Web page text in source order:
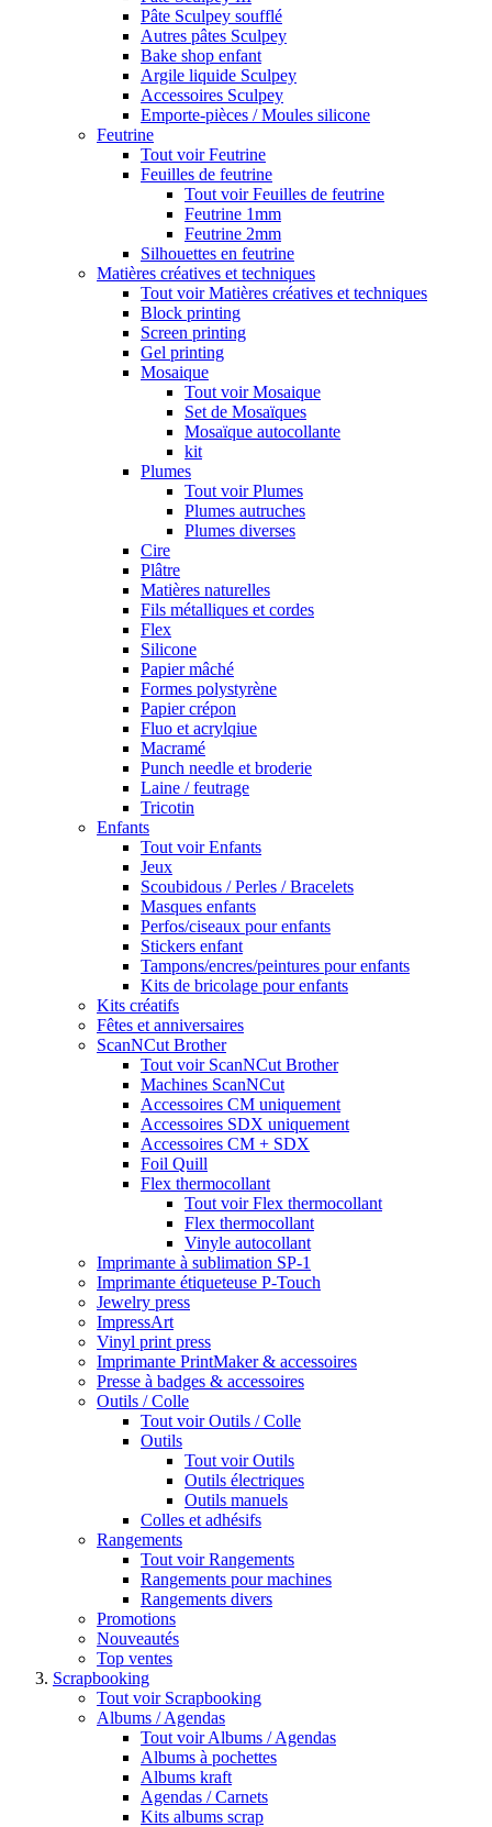
Pâte Sculpey soufflé
Autres pâtes Sculpey
Bake shop enfant
Argile liquide Sculpey
Accessoires Sculpey
Emporte-pièces / Moules silicone
Feutrine
Tout voir Feutrine
Feuilles de feutrine
Tout voir Feuilles de feutrine
Feutrine 1mm
Feutrine 2mm
Silhouettes en feutrine
Matières créatives et techniques
Tout voir Matières créatives et techniques
Block printing
Screen printing
Gel printing
Mosaique
Tout voir Mosaique
Set de Mosaïques
Mosaïque autocollante
kit
Plumes
Tout voir Plumes
Plumes autruches
Plumes diverses
Cire
Plâtre
Matières naturelles
Fils métalliques et cordes
Flex
Silicone
Papier mâché
Formes polystyrène
Papier crépon
Fluo et acrylqiue
Macramé
Punch needle et broderie
Laine / feutrage
Tricotin
Enfants
Tout voir Enfants
Jeux
Scoubidous / Perles / Bracelets
Masques enfants
Perfos/ciseaux pour enfants
Stickers enfant
Tampons/encres/peintures pour enfants
Kits de bricolage pour enfants
Kits créatifs
Fêtes et anniversaires
ScanNCut Brother
Tout voir ScanNCut Brother
Machines ScanNCut
Accessoires CM uniquement
Accessoires SDX uniquement
Accessoires CM + SDX
Foil Quill
Flex thermocollant
Tout voir Flex thermocollant
Flex thermocollant
Vinyle autocollant
Imprimante à sublimation SP-1
Imprimante étiqueteuse P-Touch
Jewelry press
ImpressArt
Vinyl print press
Imprimante PrintMaker & accessoires
Presse à badges & accessoires
Outils / Colle
Tout voir Outils / Colle
Outils
Tout voir Outils
Outils électriques
Outils manuels
Colles et adhésifs
Rangements
Tout voir Rangements
Rangements pour machines
Rangements divers
Promotions
Nouveautés
Top ventes
Scrapbooking
Tout voir Scrapbooking
Albums / Agendas
Tout voir Albums / Agendas
Albums à pochettes
Albums kraft
Agendas / Carnets
Kits albums scrap